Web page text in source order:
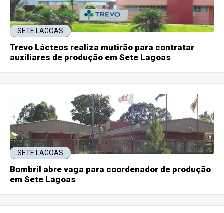
SETE LAGOAS
Trevo Lácteos realiza mutirão para contratar
auxiliares de produção em Sete Lagoas
SETE LAGOAS
Bombril abre vaga para coordenador de produção
em Sete Lagoas